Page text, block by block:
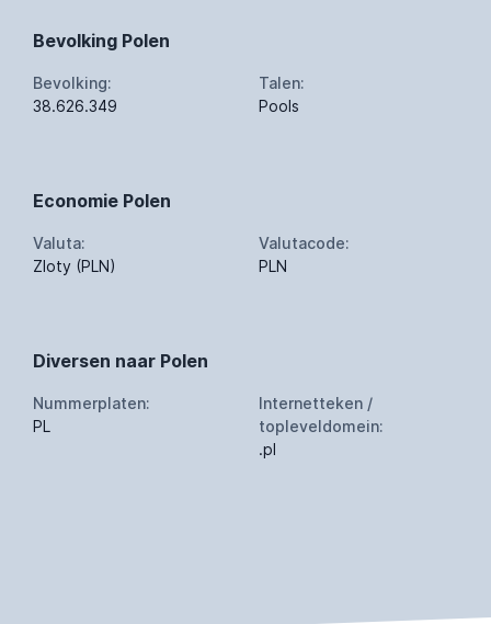
Bevolking Polen
Bevolking:
38.626.349
Talen:
Pools
Economie Polen
Valuta:
Zloty (PLN)
Valutacode:
PLN
Diversen naar Polen
Nummerplaten:
PL
Internetteken /
topleveldomein:
.pl